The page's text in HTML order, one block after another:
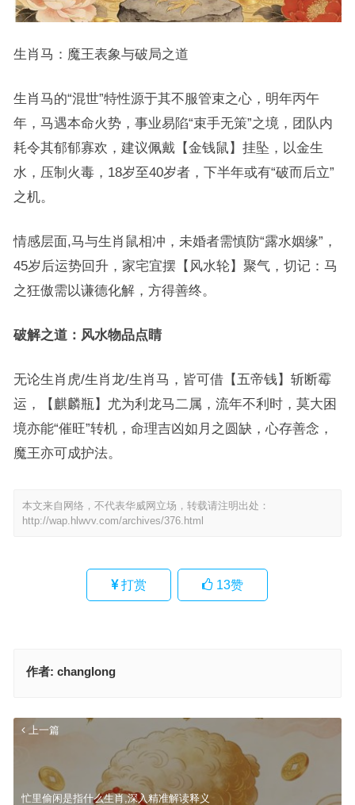
生肖马：魔王表象与破局之道
生肖马的“混世”特性源于其不服管束之心，明年丙午
年，马遇本命火势，事业易陷“束手无策”之境，团队内
耗令其郁郁寡欢，建议佩戴【金钱鼠】挂坠，以金生
水，压制火毒，18岁至40岁者，下半年或有“破而后立”
之机。
情感层面,马与生肖鼠相冲，未婚者需慎防“露水姻缘”，
45岁后运势回升，家宅宜摆【风水轮】聚气，切记：马
之狂傲需以谦德化解，方得善终。
破解之道：风水物品点睛
无论生肖虎/生肖龙/生肖马，皆可借【五帝钱】斩断霉
运，【麒麟瓶】尤为利龙马二属，流年不利时，莫大困
境亦能“催旺”转机，命理吉凶如月之圆缺，心存善念，
魔王亦可成护法。
本文来自网络，不代表华威网立场，转载请注明出处：
http://wap.hlwvv.com/archives/376.html
打赏 13赞
作者: changlong
上一篇
忙里偷闲是指什么生肖,深入精准解读释义